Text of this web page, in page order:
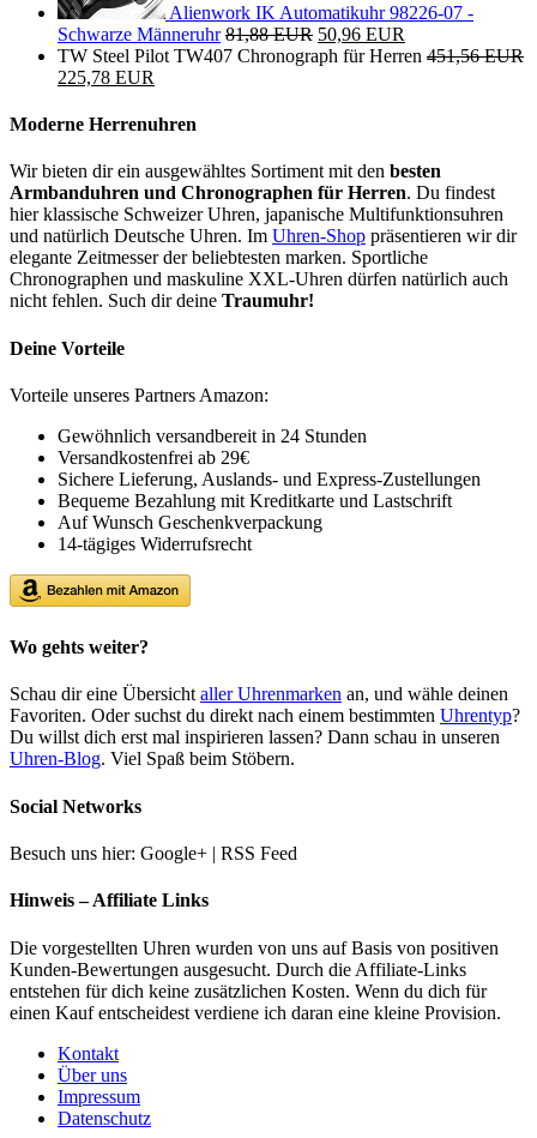
Alienwork IK Automatikuhr 98226-07 -
Schwarze Männeruhr 81,88 EUR 50,96 EUR
TW Steel Pilot TW407 Chronograph für Herren 451,56 EUR
225,78 EUR
Moderne Herrenuhren
Wir bieten dir ein ausgewähltes Sortiment mit den besten
Armbanduhren und Chronographen für Herren. Du findest
hier klassische Schweizer Uhren, japanische Multifunktionsuhren
und natürlich Deutsche Uhren. Im Uhren-Shop präsentieren wir dir
elegante Zeitmesser der beliebtesten marken. Sportliche
Chronographen und maskuline XXL-Uhren dürfen natürlich auch
nicht fehlen. Such dir deine Traumuhr!
Deine Vorteile
Vorteile unseres Partners Amazon:
Gewöhnlich versandbereit in 24 Stunden
Versandkostenfrei ab 29€
Sichere Lieferung, Auslands- und Express-Zustellungen
Bequeme Bezahlung mit Kreditkarte und Lastschrift
Auf Wunsch Geschenkverpackung
14-tägiges Widerrufsrecht
Wo gehts weiter?
Schau dir eine Übersichtaller Uhrenmarken an, und wähle deinen
Favoriten. Oder suchst du direkt nach einem bestimmten Uhrentyp?
Du willst dich erst mal inspirieren lassen? Dann schau in unseren
Uhren-Blog. Viel Spaß beim Stöbern.
Social Networks
Besuch uns hier: Google+ | RSS Feed
Hinweis – Affiliate Links
Die vorgestellten Uhren wurden von uns auf Basis von positiven
Kunden-Bewertungen ausgesucht. Durch die Affiliate-Links
entstehen für dich keine zusätzlichen Kosten. Wenn du dich für
einen Kauf entscheidest verdiene ich daran eine kleine Provision.
Kontakt
Über uns
Impressum
Datenschutz